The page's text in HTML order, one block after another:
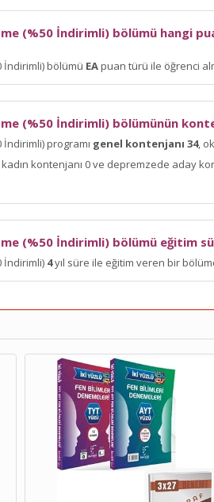
(%50 İndirimli) bölümü hangi
İndirimli) bölümü EApuan türü ile öğrenci
(%50 İndirimli) bölümünün
programı genel kontenjanı 34,
kadın kontenjanı 0 ve depremzede aday
(%50 İndirimli) bölümü eğitim
İndirimli) 4yıl süre ile eğitim veren bir